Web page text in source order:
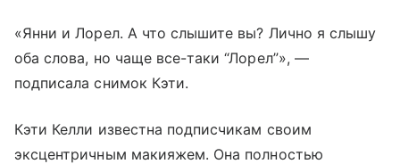
«Янни и Лорел. А что слышите вы? Лично я слышу
оба слова, но чаще все-таки “Лорел”», —
подписала снимок Кэти.
Кэти Келли известна подписчикам своим
эксцентричным макияжем. Она полностью